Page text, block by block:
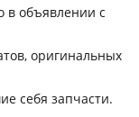
ZZE12/R1), 2006 -
2015 - 2019
2 поколение,
в объявлении с
оригинальных
себя запчасти.